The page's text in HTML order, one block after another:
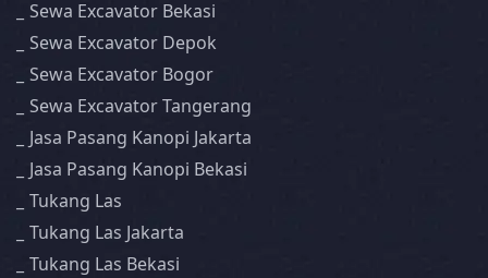
Sewa Excavator Bekasi
Sewa Excavator Depok
Sewa Excavator Bogor
Sewa Excavator Tangerang
Jasa Pasang Kanopi Jakarta
Jasa Pasang Kanopi Bekasi
Tukang Las
Tukang Las Jakarta
Tukang Las Bekasi